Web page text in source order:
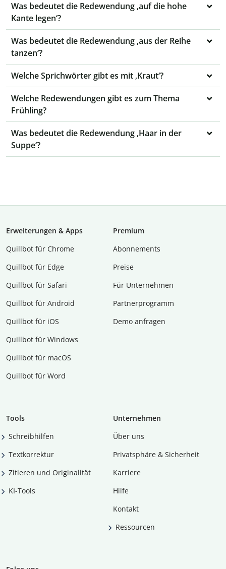
Was bedeutet die Redewendung ‚auf die hohe
Kante legen‘?
Was bedeutet die Redewendung ‚aus der Reihe
tanzen‘?
Welche Sprichwörter gibt es mit ‚Kraut‘?
Welche Redewendungen gibt es zum Thema
Frühling?
Was bedeutet die Redewendung ‚Haar in der
Suppe‘?
Erweiterungen & Apps
Quillbot für Chrome
Quillbot für Edge
Quillbot für Safari
Quillbot für Android
Quillbot für iOS
Quillbot für Windows
Quillbot für macOS
Quillbot für Word
Premium
Abon­ne­ments
Preise
Für Unternehmen
Partnerprogramm
Demo anfragen
Tools
Schreibhilfen
Textkorrektur
Zitieren und Originalität
KI-Tools
Unternehmen
Über uns
Privatsphäre & Sicherheit
Karriere
Hilfe
Kontakt
Ressourcen